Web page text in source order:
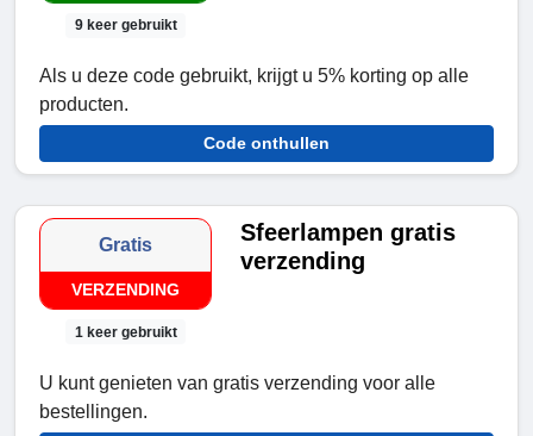
9 keer gebruikt
Als u deze code gebruikt, krijgt u 5% korting op alle
producten.
Code onthullen
Gratis
VERZENDING
1 keer gebruikt
Sfeerlampen gratis
verzending
U kunt genieten van gratis verzending voor alle
bestellingen.